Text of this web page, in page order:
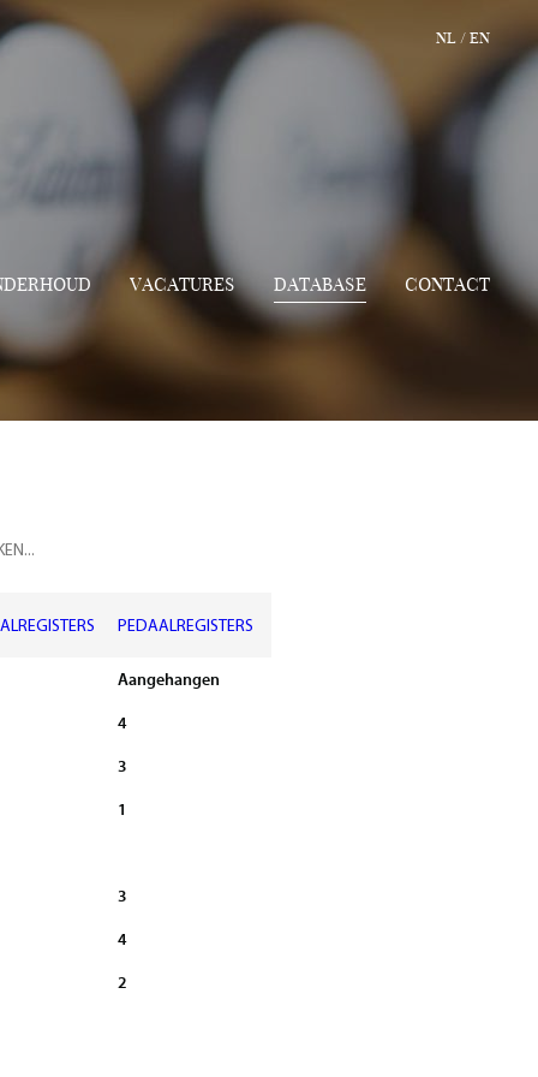
NL / EN
VACATURES DATABASE CONTACT
PEDAALREGISTERS
Aangehangen
4
3
1
3
4
2